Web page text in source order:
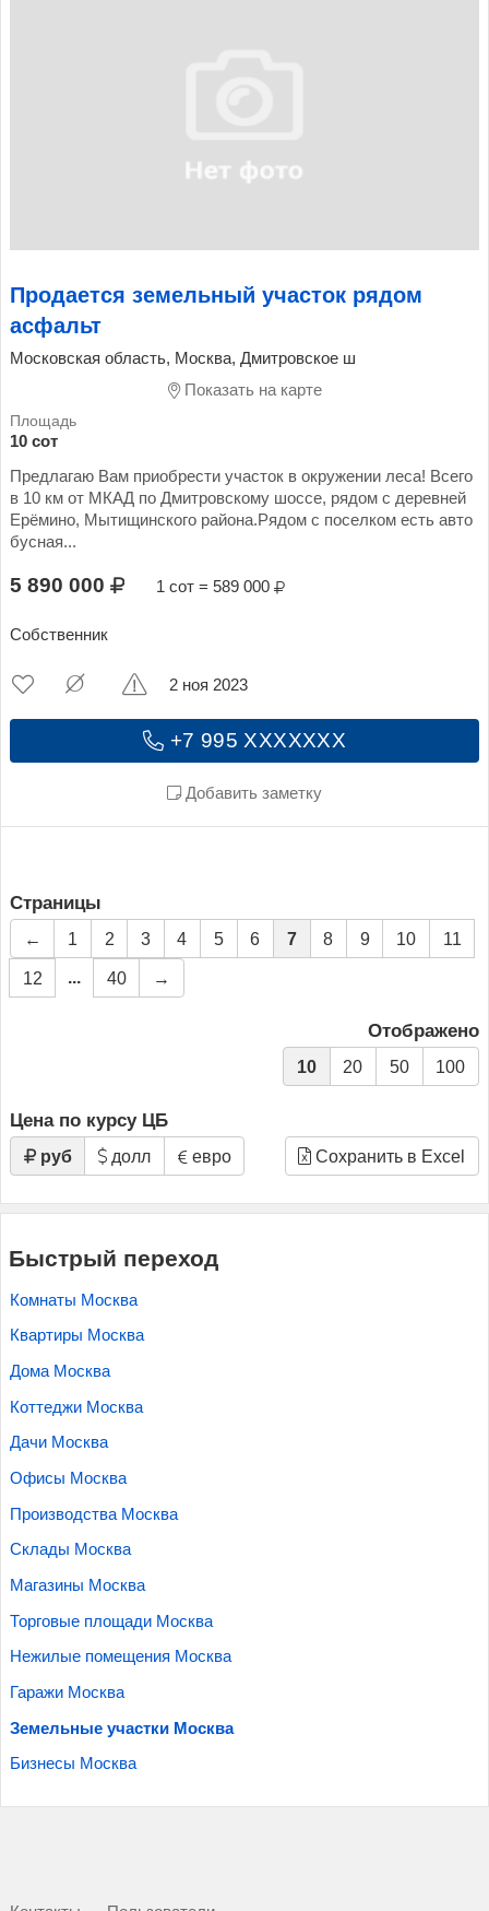
Продается земельный участок рядом
асфальт
Московская область, Москва, Дмитровское ш
Показать на карте
10 сот
Предлагаю Вам приобрести участок в окружении леса! Всего
в 10 км от МКАД по Дмитровскому шоссе, рядом с деревней
Ерёмино, Мытищинского района.Рядом с поселком есть авто
бусная...
5 890 000 1 сот = 589 000
Собственник
+7 995 XXXXXXX
Добавить заметку
2 ноя 2023
Страницы
← 1 2 3 4 5 6 7 8 9 10 11
12 ... 40 →
Отображено
10 20 50 100
Цена по курсу ЦБ
руб долл евро Сохранить в Excel
Быстрый переход
Комнаты Москва
Квартиры Москва
Дома Москва
Коттеджи Москва
Дачи Москва
Офисы Москва
Производства Москва
Склады Москва
Магазины Москва
Торговые площади Москва
Нежилые помещения Москва
Гаражи Москва
Земельные участки Москва
Бизнесы Москва